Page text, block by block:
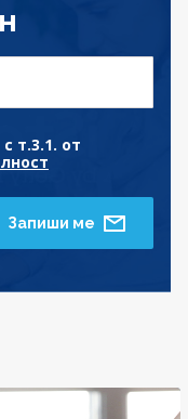
т.3.1. от
Запиши ме